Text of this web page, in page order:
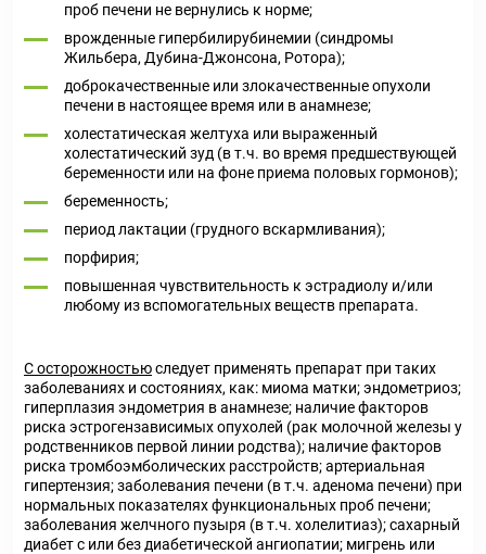
проб печени не вернулись к норме;
врожденные гипербилирубинемии (синдромы
Жильбера, Дубина-Джонсона, Ротора);
доброкачественные или злокачественные опухоли
печени в настоящее время или в анамнезе;
холестатическая желтуха или выраженный
холестатический зуд (в т.ч. во время предшествующей
беременности или на фоне приема половых гормонов);
беременность;
период лактации (грудного вскармливания);
порфирия;
повышенная чувствительность к эстрадиолу и/или
любому из вспомогательных веществ препарата.
С осторожностьюследует применять препарат при таких
заболеваниях и состояниях, как: миома матки; эндометриоз;
гиперплазия эндометрия в анамнезе; наличие факторов
риска эстрогензависимых опухолей (рак молочной железы у
родственников первой линии родства); наличие факторов
риска тромбоэмболических расстройств; артериальная
гипертензия; заболевания печени (в т.ч. аденома печени) при
нормальных показателях функциональных проб печени;
заболевания желчного пузыря (в т.ч. холелитиаз); сахарный
диабет с или без диабетической ангиопатии; мигрень или